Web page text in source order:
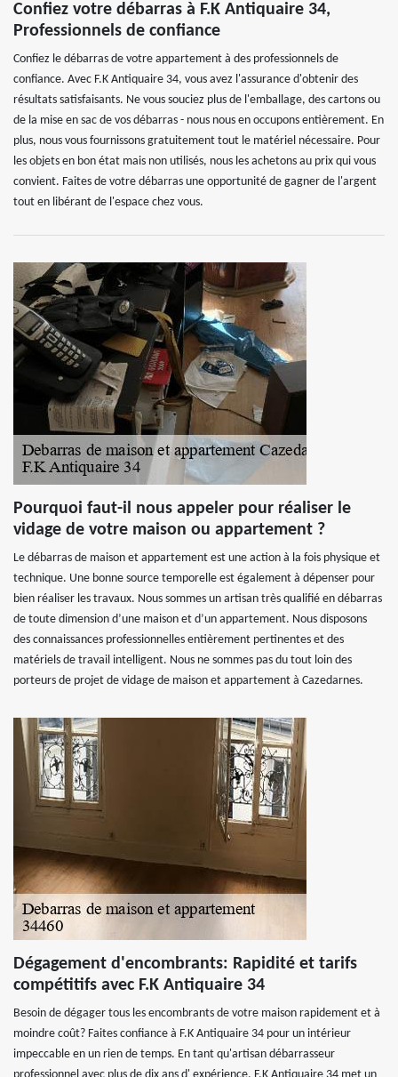
Confiez votre débarras à F.K Antiquaire 34,
Professionnels de confiance
Confiez le débarras de votre appartement à des professionnels de
confiance. Avec F.K Antiquaire 34, vous avez l'assurance d'obtenir des
résultats satisfaisants. Ne vous souciez plus de l'emballage, des cartons ou
de la mise en sac de vos débarras - nous nous en occupons entièrement. En
plus, nous vous fournissons gratuitement tout le matériel nécessaire. Pour
les objets en bon état mais non utilisés, nous les achetons au prix qui vous
convient. Faites de votre débarras une opportunité de gagner de l'argent
tout en libérant de l'espace chez vous.
Pourquoi faut-il nous appeler pour réaliser le
vidage de votre maison ou appartement ?
Le débarras de maison et appartement est une action à la fois physique et
technique. Une bonne source temporelle est également à dépenser pour
bien réaliser les travaux. Nous sommes un artisan très qualifié en débarras
de toute dimension d’une maison et d’un appartement. Nous disposons
des connaissances professionnelles entièrement pertinentes et des
matériels de travail intelligent. Nous ne sommes pas du tout loin des
porteurs de projet de vidage de maison et appartement à Cazedarnes.
Dégagement d'encombrants: Rapidité et tarifs
compétitifs avec F.K Antiquaire 34
Besoin de dégager tous les encombrants de votre maison rapidement et à
moindre coût? Faites confiance à F.K Antiquaire 34 pour un intérieur
impeccable en un rien de temps. En tant qu'artisan débarrasseur